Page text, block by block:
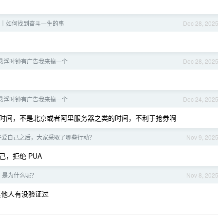
Dec 28, 2025
如何找到奋斗一生的事
Dec 28, 2025
浮时钟有广告我来搞一个
Dec 24, 2025
浮时钟有广告我来搞一个
间，不是北京或者阿里服务器之类的时间，不利于抢券啊
Nov 9, 2025
自己之后，大家采取了哪些行动？
，拒绝 PUA
Nov 8, 2025
为什么呢？
人有没验证过